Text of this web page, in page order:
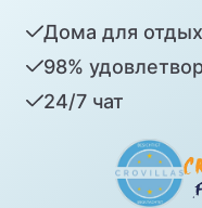
Дома для
98%
24/7 чат